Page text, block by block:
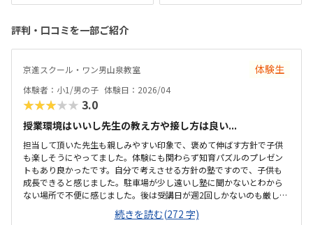
評判・口コミを一部ご紹介
京進スクール・ワン男山泉教室 体験生
体験者：小1/男の子 体験日：2026/04
★★★★★ 3.0
授業環境はいいし先生の教え方や接し方は良い...
担当して頂いた先生も親しみやすい印象で、褒めて伸ばす方針で子供
も楽しそうにやってました。体験にも関わらず知育パズルのプレゼン
トもあり良かったです。自分で考えさせる方針の塾ですので、子供も
成長できると感じました。駐車場が少し遠いし塾に聞かないとわから
ない場所で不便に感じました。後は受講日が週2回しかないのも厳しい
仕切りがあって集中しやすい環境かなと思いました。夜は学習塾なの
で先生の教え方もうまいと思いました。仕方ないとは思いますが、教
続きを読む(272 字)